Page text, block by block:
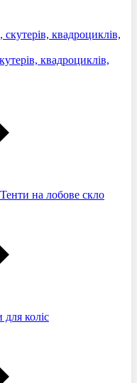
квадроциклів,
Тенти на лобове скло
коліс